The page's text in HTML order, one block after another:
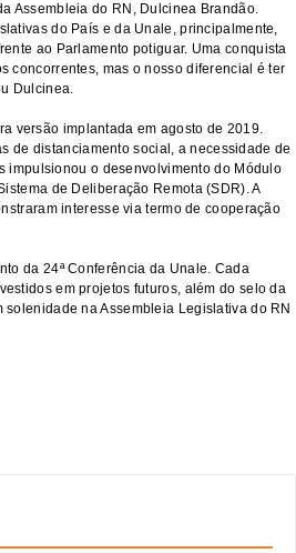
Assembleia do RN, Dulcinea Brandão.
do País e da Unale, principalmente,
ao Parlamento potiguar. Uma conquista
concorrentes, mas o nosso diferencial é ter
Dulcinea.
versão implantada em agosto de 2019.
de distanciamento social, a necessidade de
impulsionou o desenvolvimento do Módulo
de Deliberação Remota (SDR). A
interesse via termo de cooperação
da 24ª Conferência da Unale. Cada
em projetos futuros, além do selo da
na Assembleia Legislativa do RN